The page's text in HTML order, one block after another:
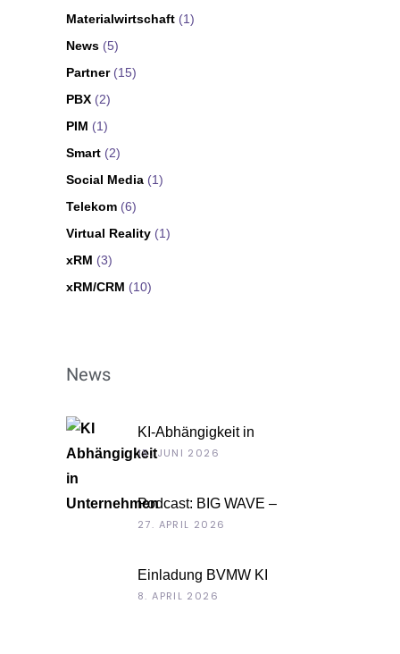
Materialwirtschaft (1)
News (5)
Partner(15)
PBX (2)
PIM (1)
Smart (2)
Social Media (1)
Telekom (6)
Virtual Reality (1)
xRM (3)
xRM/CRM (10)
News
KI-Abhängigkeit in
Unternehmen
15. JUNI 2026
Podcast: BIG WAVE –
Unternehmenskultur als
27. APRIL 2026
Einladung BVMW KI
Roadshow 2026: KI im Kontext
8. APRIL 2026